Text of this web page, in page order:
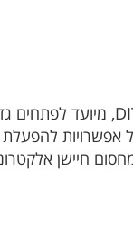
אפשרויות
חיישן